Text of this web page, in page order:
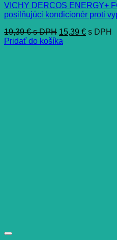
VICHY DERCOS ENERGY+
posilňujúci kondicionér proti
19,39€ s DPH 15,39 € s DPH
Pridať do košíka